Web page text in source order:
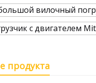
вилочный
с двигателем
продукта